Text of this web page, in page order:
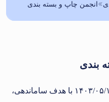
انجمن چاپ و بسته بندی
بندی
در تاریخ ۱۴۰۳/۰۵/۱۳ با هدف ساماندهی،